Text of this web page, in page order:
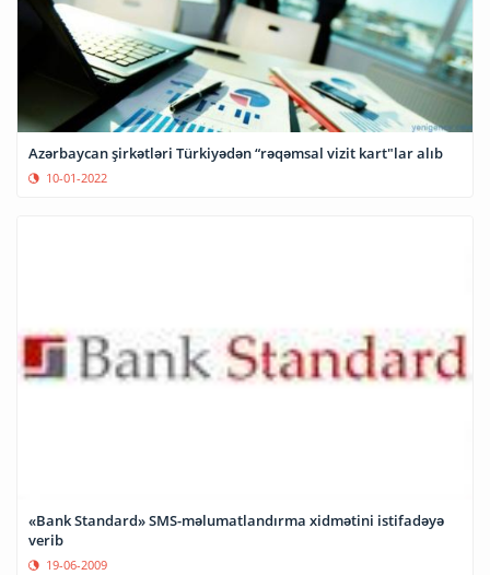
Azərbaycan şirkətləri Türkiyədən “rəqəmsal vizit kart"lar alıb
10-01-2022
«Bank Standard» SMS-məlumatlandırma xidmətini istifadəyə
verib
19-06-2009